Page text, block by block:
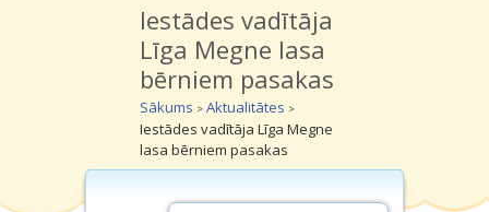
Par mums
Vecākiem
Grupiņas
Galerijas
Kontakti
Iestādes vadītāja
Līga Megne lasa
bērniem pasakas
Sākums > Aktualitātes >
Iestādes vadītāja Līga Megne
lasa bērniem pasakas